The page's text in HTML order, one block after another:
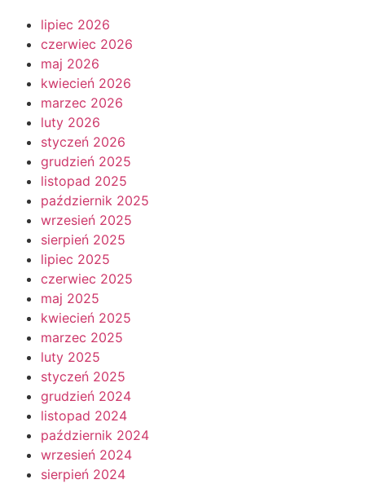
lipiec 2026
czerwiec 2026
maj 2026
kwiecień 2026
marzec 2026
luty 2026
styczeń 2026
grudzień 2025
listopad 2025
październik 2025
wrzesień 2025
sierpień 2025
lipiec 2025
czerwiec 2025
maj 2025
kwiecień 2025
marzec 2025
luty 2025
styczeń 2025
grudzień 2024
listopad 2024
październik 2024
wrzesień 2024
sierpień 2024